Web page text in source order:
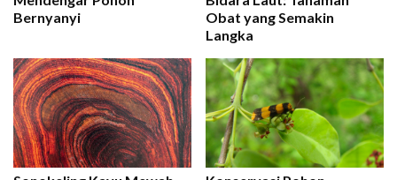
Bernyanyi
Obat yang Semakin
Langka